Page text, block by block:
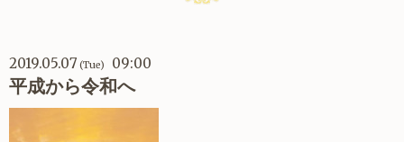
2019.05.07 (Tue) 09:00
平成から令和へ